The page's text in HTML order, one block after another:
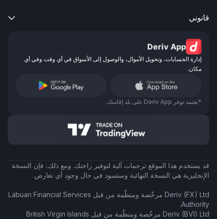
قانوني 
Deriv App
إدارة الحسابات، وتحويل الأموال، والوصول إلى الأسواق في أي وقت وفي أي
مكان.
*يعتمد توفر Deriv App على بلد إقامتك.
قد يستخدم هذا الموقع ترجمات آلية لتوفير راحتك. ومع ذلك، فإن النسخة
الإنجليزية هي النسخة النهائية وستسود في حال وجود أي تعارض.
Deriv (FX) Ltd مرخّصة ومنظّمة من قبل Labuan Financial Services
Authority.
Deriv (BVI) Ltd مرخّصة ومنظّمة من قبل British Virgin Islands